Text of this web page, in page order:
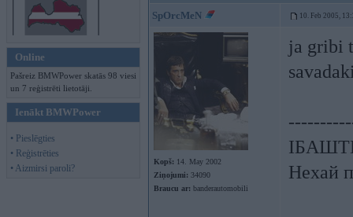
Online
Pašreiz BMWPower skatās 98 viesi
un 7 reģistrēti lietotāji.
Ienākt BMWPower
• Pieslēgties
• Reģistrēties
• Aizmirsi paroli?
SpOrcMeN 10. Feb 2005,
Kopš: 14. May 2002
Ziņojumi: 34090
Braucu ar: banderautomobili
ja gribi
Нехай